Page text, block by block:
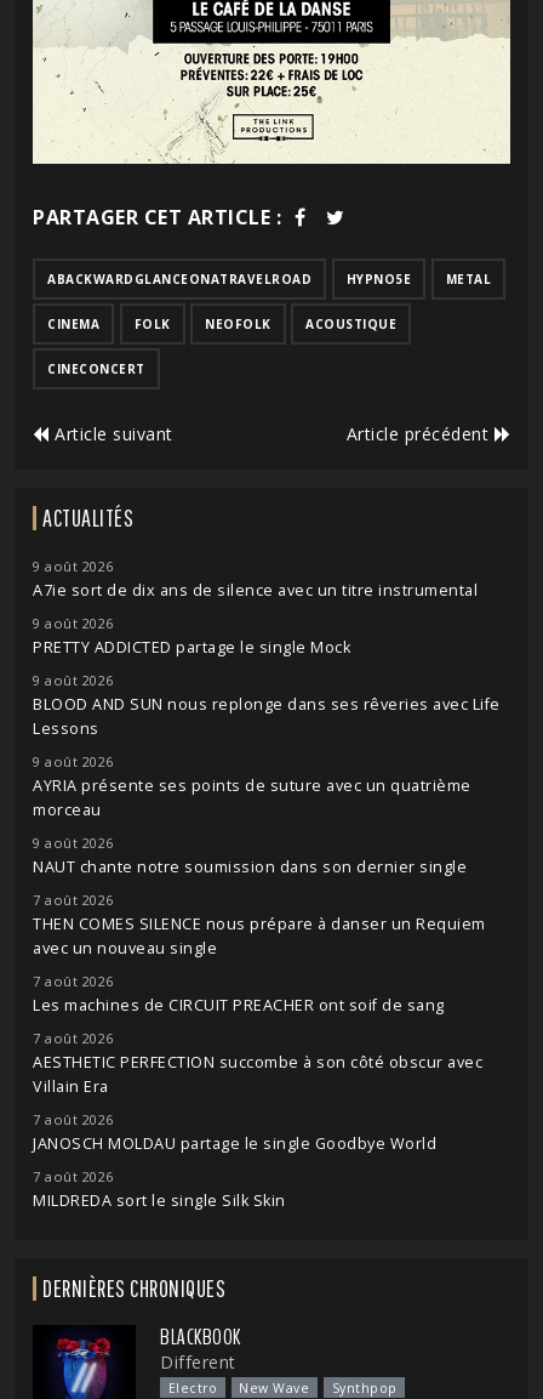
PARTAGER CET ARTICLE :
ABACKWARDGLANCEONATRAVELROAD HYPNO5E METAL
CINEMA FOLK NEOFOLK ACOUSTIQUE
CINECONCERT
Article suivant Article précédent
ACTUALITÉS
9 août 2026
A7ie sort de dix ans de silence avec un titre instrumental
9 août 2026
PRETTY ADDICTED partage le single Mock
9 août 2026
BLOOD AND SUN nous replonge dans ses rêveries avec Life
Lessons
9 août 2026
AYRIA présente ses points de suture avec un quatrième
morceau
9 août 2026
NAUT chante notre soumission dans son dernier single
7 août 2026
THEN COMES SILENCE nous prépare à danser un Requiem
avec un nouveau single
7 août 2026
Les machines de CIRCUIT PREACHER ont soif de sang
7 août 2026
AESTHETIC PERFECTION succombe à son côté obscur avec
Villain Era
7 août 2026
JANOSCH MOLDAU partage le single Goodbye World
7 août 2026
MILDREDA sort le single Silk Skin
DERNIÈRES CHRONIQUES
BLACKBOOK
Different
Electro New Wave Synthpop